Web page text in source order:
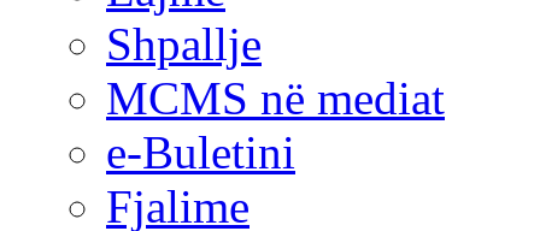
Shpallje
MCMS në mediat
e-Buletini
Fjalime